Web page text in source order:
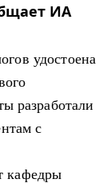
ИА
удостоена
разработали
с
кафедры